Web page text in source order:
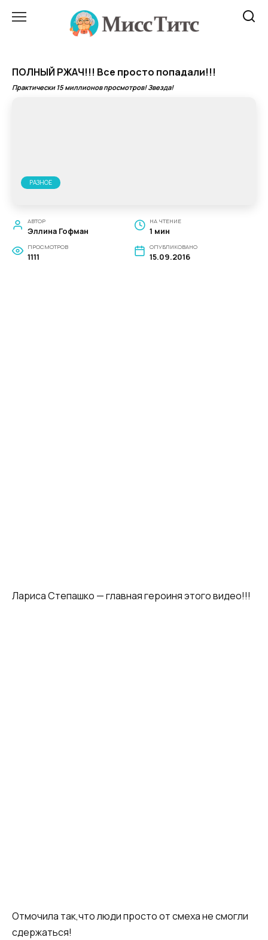
ПОЛНЫЙ РЖАЧ!!! Все просто попадали!!!
Практически 15 миллионов просмотров! Звезда!
РАЗНОЕ
АВТОР
Эллина Гофман
НА ЧТЕНИЕ
1 мин
ПРОСМОТРОВ
1111
ОПУБЛИКОВАНО
15.09.2016
Лариса Степашко — главная героиня этого видео!!!
Отмочила так,что люди просто от смеха не смогли
сдержаться!